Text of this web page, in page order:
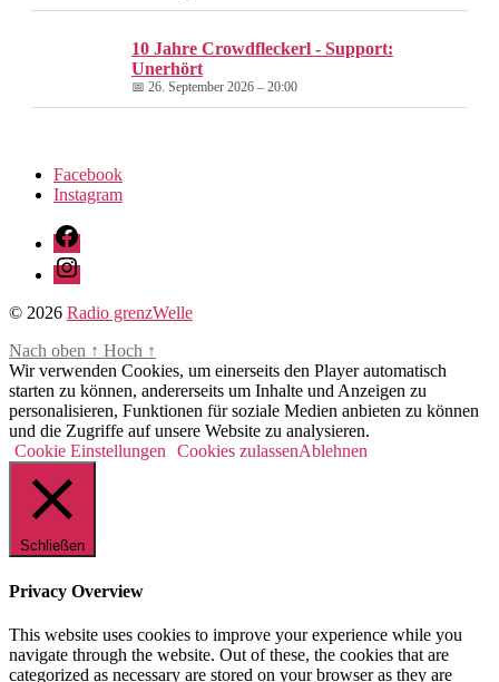
10 Jahre Crowdfleckerl - Support:
Unerhört
📅 26. September 2026 – 20:00
Facebook
Instagram
Facebook
Instagram
© 2026 Radio grenzWelle
Nach oben ↑ Hoch ↑
Wir verwenden Cookies, um einerseits den Player automatisch
starten zu können, andererseits um Inhalte und Anzeigen zu
personalisieren, Funktionen für soziale Medien anbieten zu können
und die Zugriffe auf unsere Website zu analysieren.
Cookie Einstellungen Cookies zulassenAblehnen
Schließen
Privacy Overview
This website uses cookies to improve your experience while you
navigate through the website. Out of these, the cookies that are
categorized as necessary are stored on your browser as they are